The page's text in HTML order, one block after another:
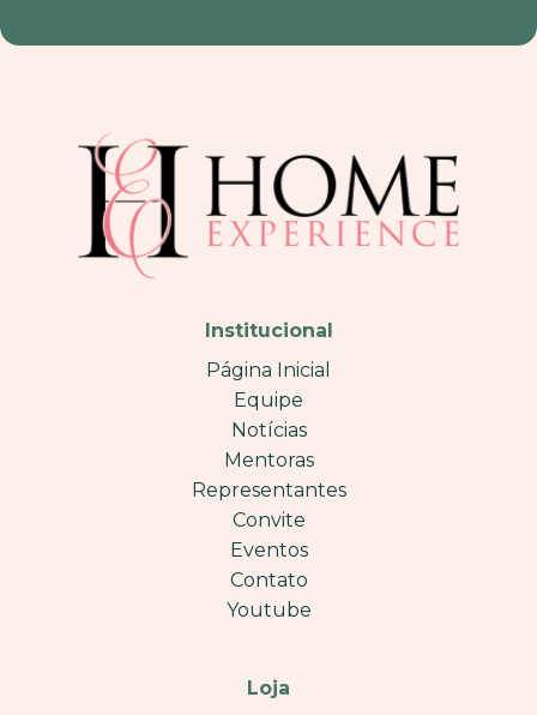
Institucional
Página Inicial
Equipe
Notícias
Mentoras
Representantes
Convite
Eventos
Contato
Youtube
Loja